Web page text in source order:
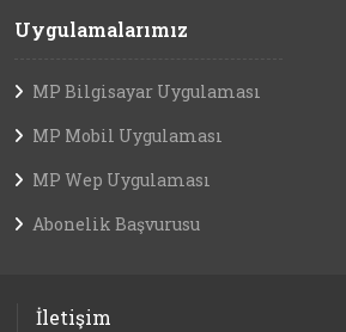
Uygulamalarımız
MP Bilgisayar Uygulaması
MP Mobil Uygulaması
MP Wep Uygulaması
Abonelik Başvurusu
İletişim